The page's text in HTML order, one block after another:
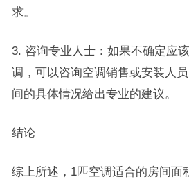
求。
3. 咨询专业人士：如果不确定应
调，可以咨询空调销售或安装人
间的具体情况给出专业的建议。
结论
综上所述，1匹空调适合的房间面